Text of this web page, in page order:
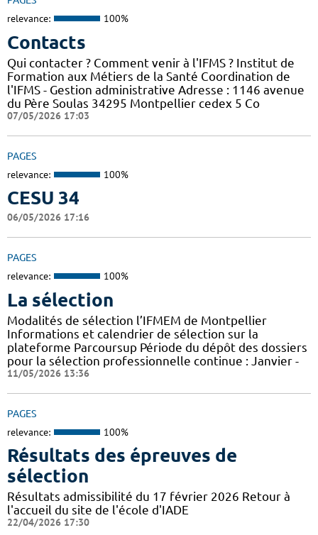
relevance: 100%
Contacts
Qui contacter ? Comment venir à l'IFMS ? Institut de
Formation aux Métiers de la Santé Coordination de
l'IFMS - Gestion administrative Adresse : 1146 avenue
du Père Soulas 34295 Montpellier cedex 5 Co
07/05/2026 17:03
PAGES
relevance: 100%
CESU 34
06/05/2026 17:16
PAGES
relevance: 100%
La sélection
Modalités de sélection l’IFMEM de Montpellier
Informations et calendrier de sélection sur la
plateforme Parcoursup Période du dépôt des dossiers
pour la sélection professionnelle continue : Janvier -
11/05/2026 13:36
PAGES
relevance: 100%
Résultats des épreuves de
sélection
Résultats admissibilité du 17 février 2026 Retour à
l'accueil du site de l'école d'IADE
22/04/2026 17:30